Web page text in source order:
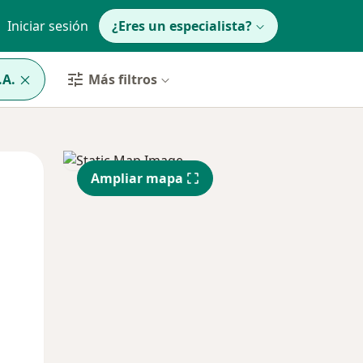
Iniciar sesión ¿Eres un especialista?
Más filtros
Mié
12 Ago
Jue
13 Ago
Ampliar mapa